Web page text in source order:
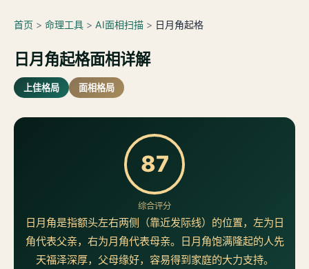
首页 > 命理工具 > AI面相扫描 > 日月角起格
日月角起格面相详解
上佳格局 面相格局
87
综合评分
日月角是指额头左右两侧（靠近发际线）的位置，左为日
角代表父亲，右为月角代表母亲。日月角饱满隆起的人先
天福泽深厚，父母缘好，容易得到家庭的大力支持。